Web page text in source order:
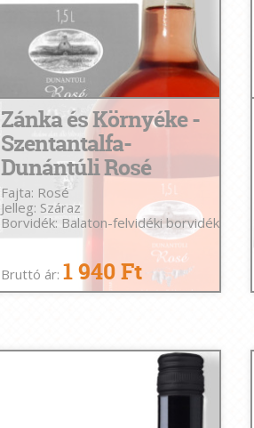
Zánka és Környéke -
Szentantalfa-
Dunántúli Rosé
Fajta: Rosé
Jelleg: Száraz
Borvidék: Balaton-felvidéki borvidék
Bruttó ár: 1 940 Ft